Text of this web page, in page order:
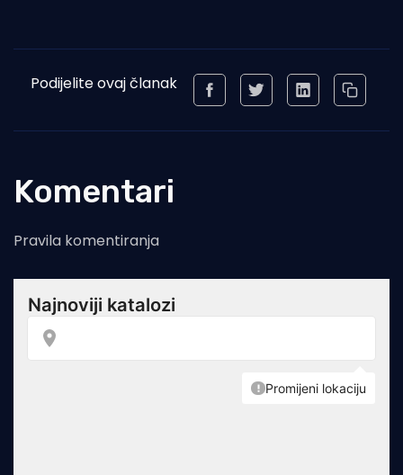
Podijelite ovaj članak
Komentari
Pravila komentiranja